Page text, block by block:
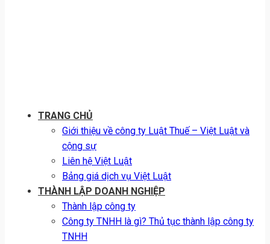
TRANG CHỦ
Giới thiệu về công ty Luật Thuế – Việt Luật và
cộng sự
Liên hệ Việt Luật
Bảng giá dịch vụ Việt Luật
THÀNH LẬP DOANH NGHIỆP
Thành lập công ty
Công ty TNHH là gì? Thủ tục thành lập công ty
TNHH